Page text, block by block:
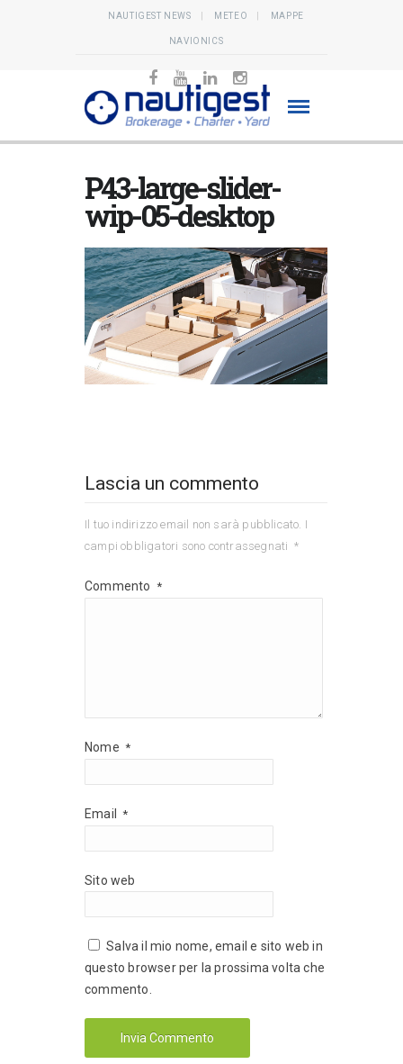
NAUTIGEST NEWS METEO MAPPE
NAVIONICS
P43-large-slider-
wip-05-desktop
Lascia un commento
Il tuo indirizzo email non sarà pubblicato. I
campi obbligatori sono contrassegnati *
Commento *
Nome *
Email *
Sito web
Salva il mio nome, email e sito web in
questo browser per la prossima volta che
commento.